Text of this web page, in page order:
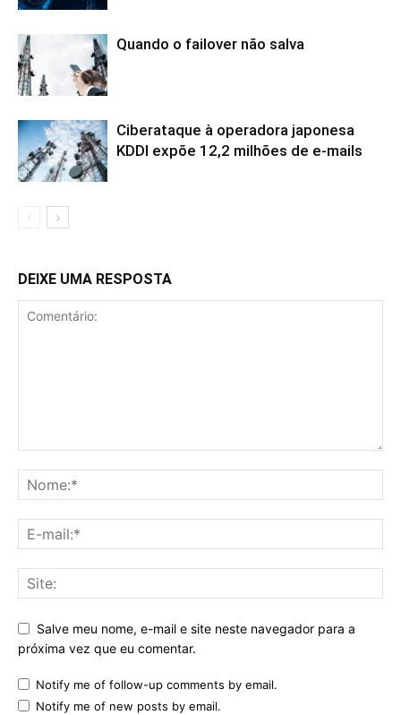
Quando o failover não salva
Ciberataque à operadora japonesa
KDDI expõe 12,2 milhões de e-mails
DEIXE UMA RESPOSTA
Salve meu nome, e-mail e site neste navegador para a
próxima vez que eu comentar.
Notify me of follow-up comments by email.
Notify me of new posts by email.